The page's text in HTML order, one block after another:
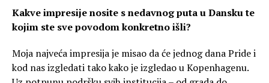
Kakve impresije nosite s nedavnog puta u Dansku te
kojim ste sve povodom konkretno išli?
Moja najveća impresija je misao da će jednog dana Pride i
kod nas izgledati tako kako je izgledao u Kopenhagenu.